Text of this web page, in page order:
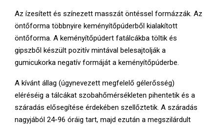
Az ízesített és színezett masszát öntéssel formázzák. Az
öntőforma többnyire keményítőpúderből kialakított
öntőforma. A keményítőpúdert fatálcákba töltik és
gipszből készült pozitív mintával belesajtolják a
gumicukorka negatív formáját a keményítőpúderbe.
A kívánt állag (úgynevezett megfelelő gélerősség)
eléréséig a tálcákat szobahőmérsékleten pihentetik és a
száradás elősegítése érdekében szellőztetik. A száradás
nagyjából 24-96 óráig tart, majd ezután a megszilárdult